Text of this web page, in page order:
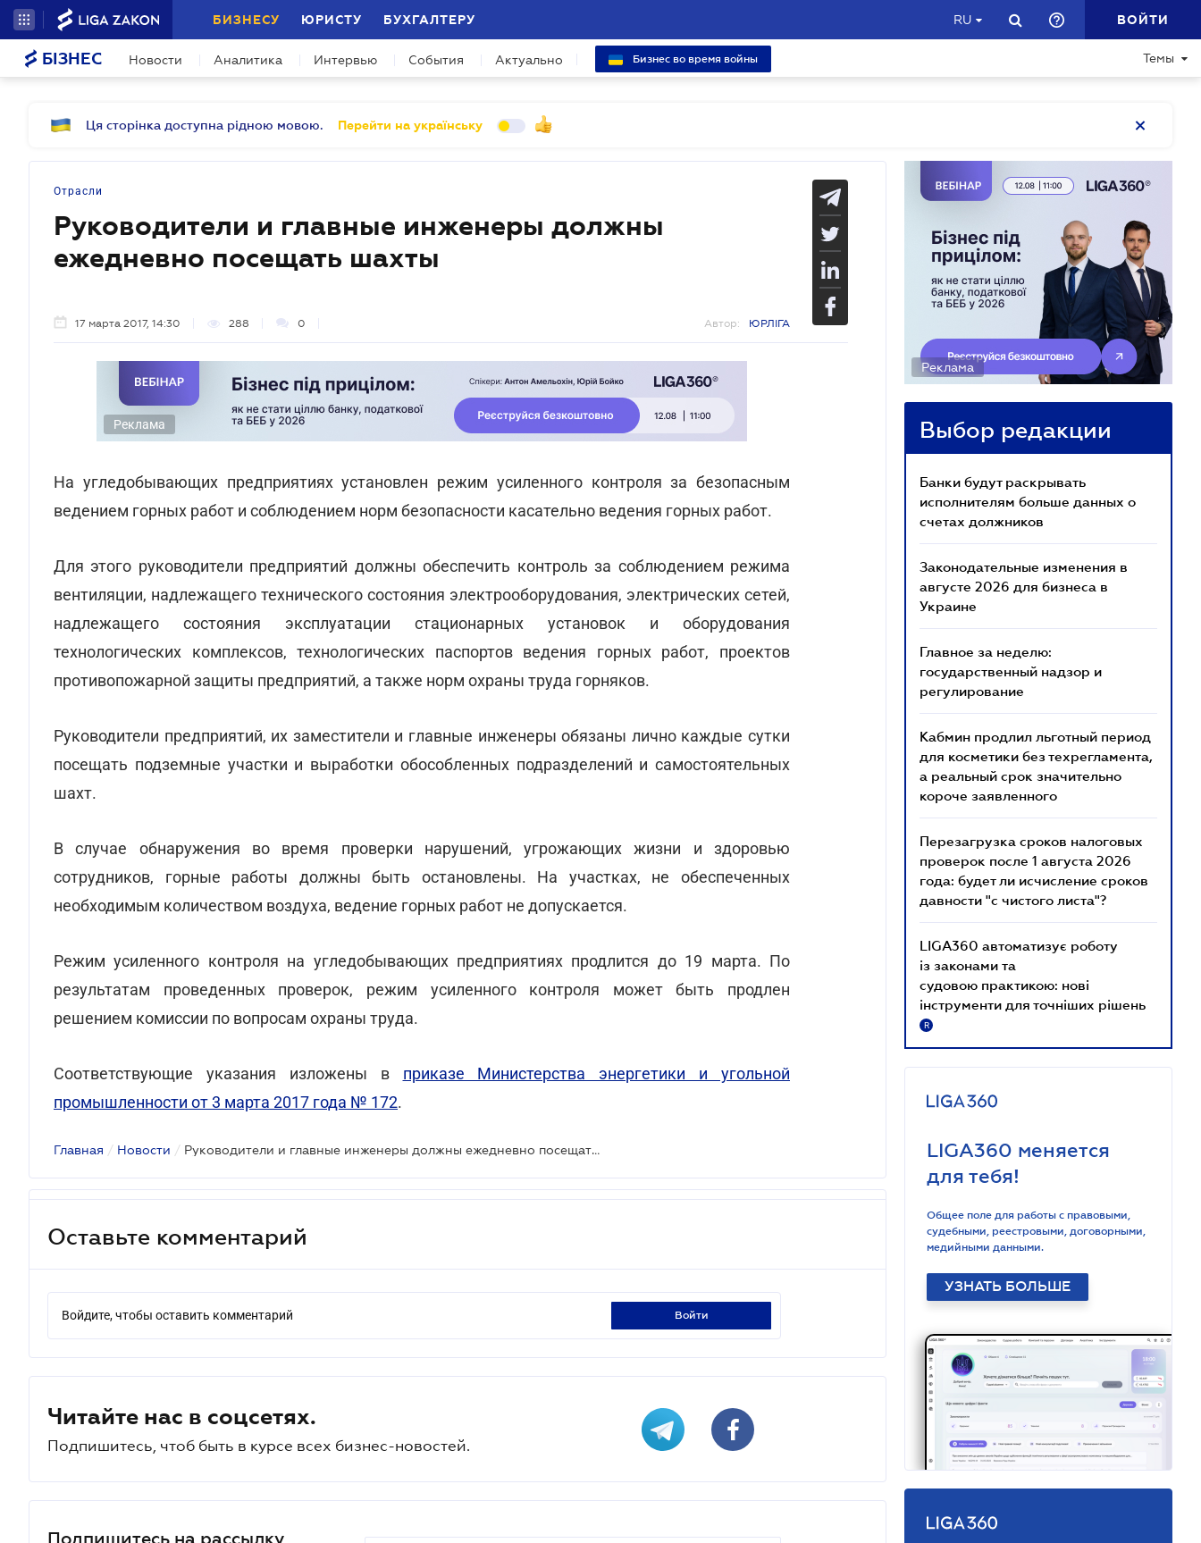
БИЗНЕСУ ЮРИСТУ БУХГАЛТЕРУ RU ВОЙТИ
БІЗНЕС Новости Аналитика Интервью События Актуально Бизнес во время войны Темы
Ця сторінка доступна рідною мовою. Перейти на українську
Отрасли
Руководители и главные инженеры должны
ежедневно посещать шахты
17 марта 2017, 14:30 288 0 Автор: ЮРЛІГА
Реклама
На угледобывающих предприятиях установлен режим усиленного контроля за безопасным
ведением горных работ и соблюдением норм безопасности касательно ведения горных работ.
Для этого руководители предприятий должны обеспечить контроль за соблюдением режима
вентиляции, надлежащего технического состояния электрооборудования, электрических сетей,
надлежащего состояния эксплуатации стационарных установок и оборудования
технологических комплексов, технологических паспортов ведения горных работ, проектов
противопожарной защиты предприятий, а также норм охраны труда горняков.
Руководители предприятий, их заместители и главные инженеры обязаны лично каждые сутки
посещать подземные участки и выработки обособленных подразделений и самостоятельных
шахт.
В случае обнаружения во время проверки нарушений, угрожающих жизни и здоровью
сотрудников, горные работы должны быть остановлены. На участках, не обеспеченных
необходимым количеством воздуха, ведение горных работ не допускается.
Режим усиленного контроля на угледобывающих предприятиях продлится до 19 марта. По
результатам проведенных проверок, режим усиленного контроля может быть продлен
решением комиссии по вопросам охраны труда.
Соответствующие указания изложены в приказе Министерства энергетики и угольной
промышленности от 3 марта 2017 года № 172.
Главная / Новости / Руководители и главные инженеры должны ежедневно посещать шахты
Оставьте комментарий
Войдите, чтобы оставить комментарий войти
Читайте нас в соцсетях.
Подпишитесь, чтоб быть в курсе всех бизнес-новостей.
Подпишитесь на рассылку
Реклама
Выбор редакции
Банки будут раскрывать
исполнителям больше данных о
счетах должников
Законодательные изменения в
августе 2026 для бизнеса в
Украине
Главное за неделю:
государственный надзор и
регулирование
Кабмин продлил льготный период
для косметики без техрегламента,
а реальный срок значительно
короче заявленного
Перезагрузка сроков налоговых
проверок после 1 августа 2026
года: будет ли исчисление сроков
давности "с чистого листа"?
LIGA360 автоматизує роботу
із законами та
судовою практикою: нові
інструменти для точніших рішень
R
LIGA360 меняется
для тебя!
Общее поле для работы с правовыми,
судебными, реестровыми, договорными,
медийными данными.
УЗНАТЬ БОЛЬШЕ